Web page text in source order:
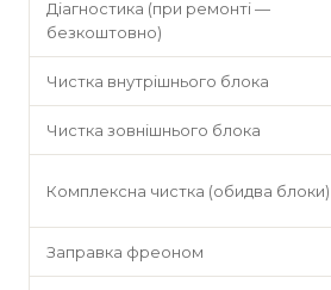
Діагностика (при ремонті —
безкоштовно)
Чистка внутрішнього блока
Чистка зовнішнього блока
Комплексна чистка (обидва блоки)
Заправка фреоном